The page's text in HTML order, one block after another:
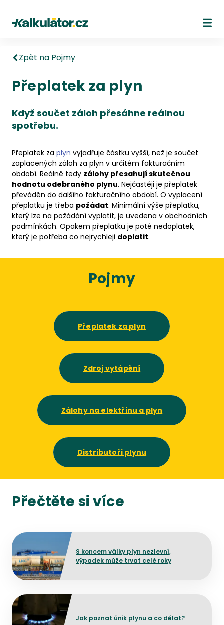
Kalkulátor.cz
Zpět na Pojmy
Přeplatek za plyn
Když součet záloh přesáhne reálnou
spotřebu.
Přeplatek za plyn vyjadřuje částku vyšší, než je součet
zaplacených záloh za plyn v určitém fakturačním
období. Reálně tedy zálohy přesahují skutečnou
hodnotu odebraného plynu. Nejčastěji je přeplatek
převáděn do dalšího fakturačního období. O vyplacení
přeplatku je třeba požádat. Minimální výše přeplatku,
který lze na požádání vyplatit, je uvedena v obchodních
podmínkách. Opakem přeplatku je poté nedoplatek,
který je potřeba co nejrychleji doplatit.
Pojmy
Přeplatek za plyn
Zdroj vytápění
Zálohy na elektřinu a plyn
Distributoři plynu
Přečtěte si více
S koncem války plyn nezlevní,
výpadek může trvat celé roky
Přejít na detail článku
Jak poznat únik plynu a co dělat?
Přejít na detail článku